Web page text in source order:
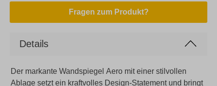
Fragen zum Produkt?
Details
Der markante Wandspiegel Aero mit einer stilvollen
Ablage setzt ein kraftvolles Design-Statement und bringt